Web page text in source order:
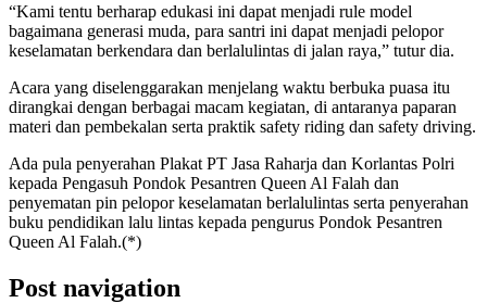
“Kami tentu berharap edukasi ini dapat menjadi rule model
bagaimana generasi muda, para santri ini dapat menjadi pelopor
keselamatan berkendara dan berlalulintas di jalan raya,” tutur dia.
Acara yang diselenggarakan menjelang waktu berbuka puasa itu
dirangkai dengan berbagai macam kegiatan, di antaranya paparan
materi dan pembekalan serta praktik safety riding dan safety driving.
Ada pula penyerahan Plakat PT Jasa Raharja dan Korlantas Polri
kepada Pengasuh Pondok Pesantren Queen Al Falah dan
penyematan pin pelopor keselamatan berlalulintas serta penyerahan
buku pendidikan lalu lintas kepada pengurus Pondok Pesantren
Queen Al Falah.(*)
Post navigation